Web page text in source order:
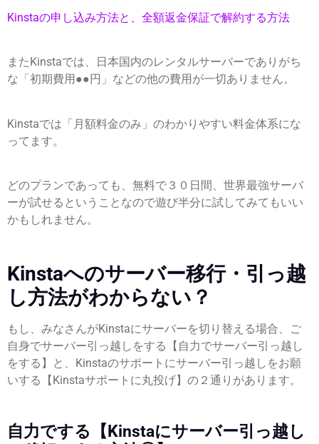
Kinstaの申し込み方法と、全額返金保証で解約する方法
またKinstaでは、日本国内のレンタルサーバーでありがち
な「初期費用●●円」などの他の費用が一切ありません。
Kinstaでは「月額料金のみ」のわかりやすい料金体系にな
ってます。
どのプランであっても、無料で３０日間、世界最強サーバ
ーが試せるということなので遊び半分に試してみてもいい
かもしれません。
Kinstaへのサーバー移行・引っ越
し方法がわからない？
もし、みなさんがKinstaにサーバーを切り替える場合、ご
自身でサーバー引っ越しをする【自力でサーバー引っ越し
をする】と、Kinstaのサポートにサーバー引っ越しをお願
いする【Kinstaサポートに丸投げ】の２通りがあります。
自力でする【Kinstaにサーバー引っ越し